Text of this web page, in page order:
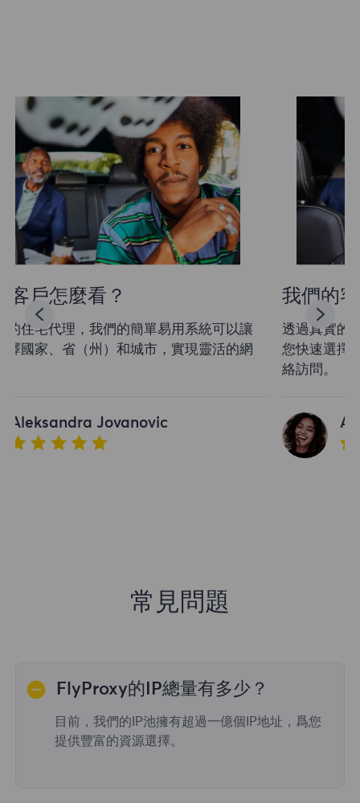
我們的客戶怎麼看？
透過真實的住宅代理，我們的簡單易用系統可以讓
您快速選擇國家、省（州）和城市，實現靈活的網
Aleksandra Jovanovic
常見問題
FlyProxy的IP總量有多少？
目前，我們的IP池擁有超過一億個IP地址，爲您
提供豐富的資源選擇。